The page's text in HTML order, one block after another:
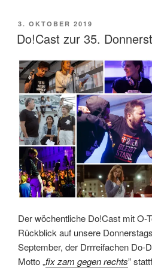
Do,
3.
2024“
VERÖFFENTLICHT
AM
3. OKTOBER 2019
Do!Cast zur 35.
Der wöchentliche Do!Cast mit O-
Rückblick auf unsere
September, der Drrreifachen Do-
Motto „fix zam gegen rechts”